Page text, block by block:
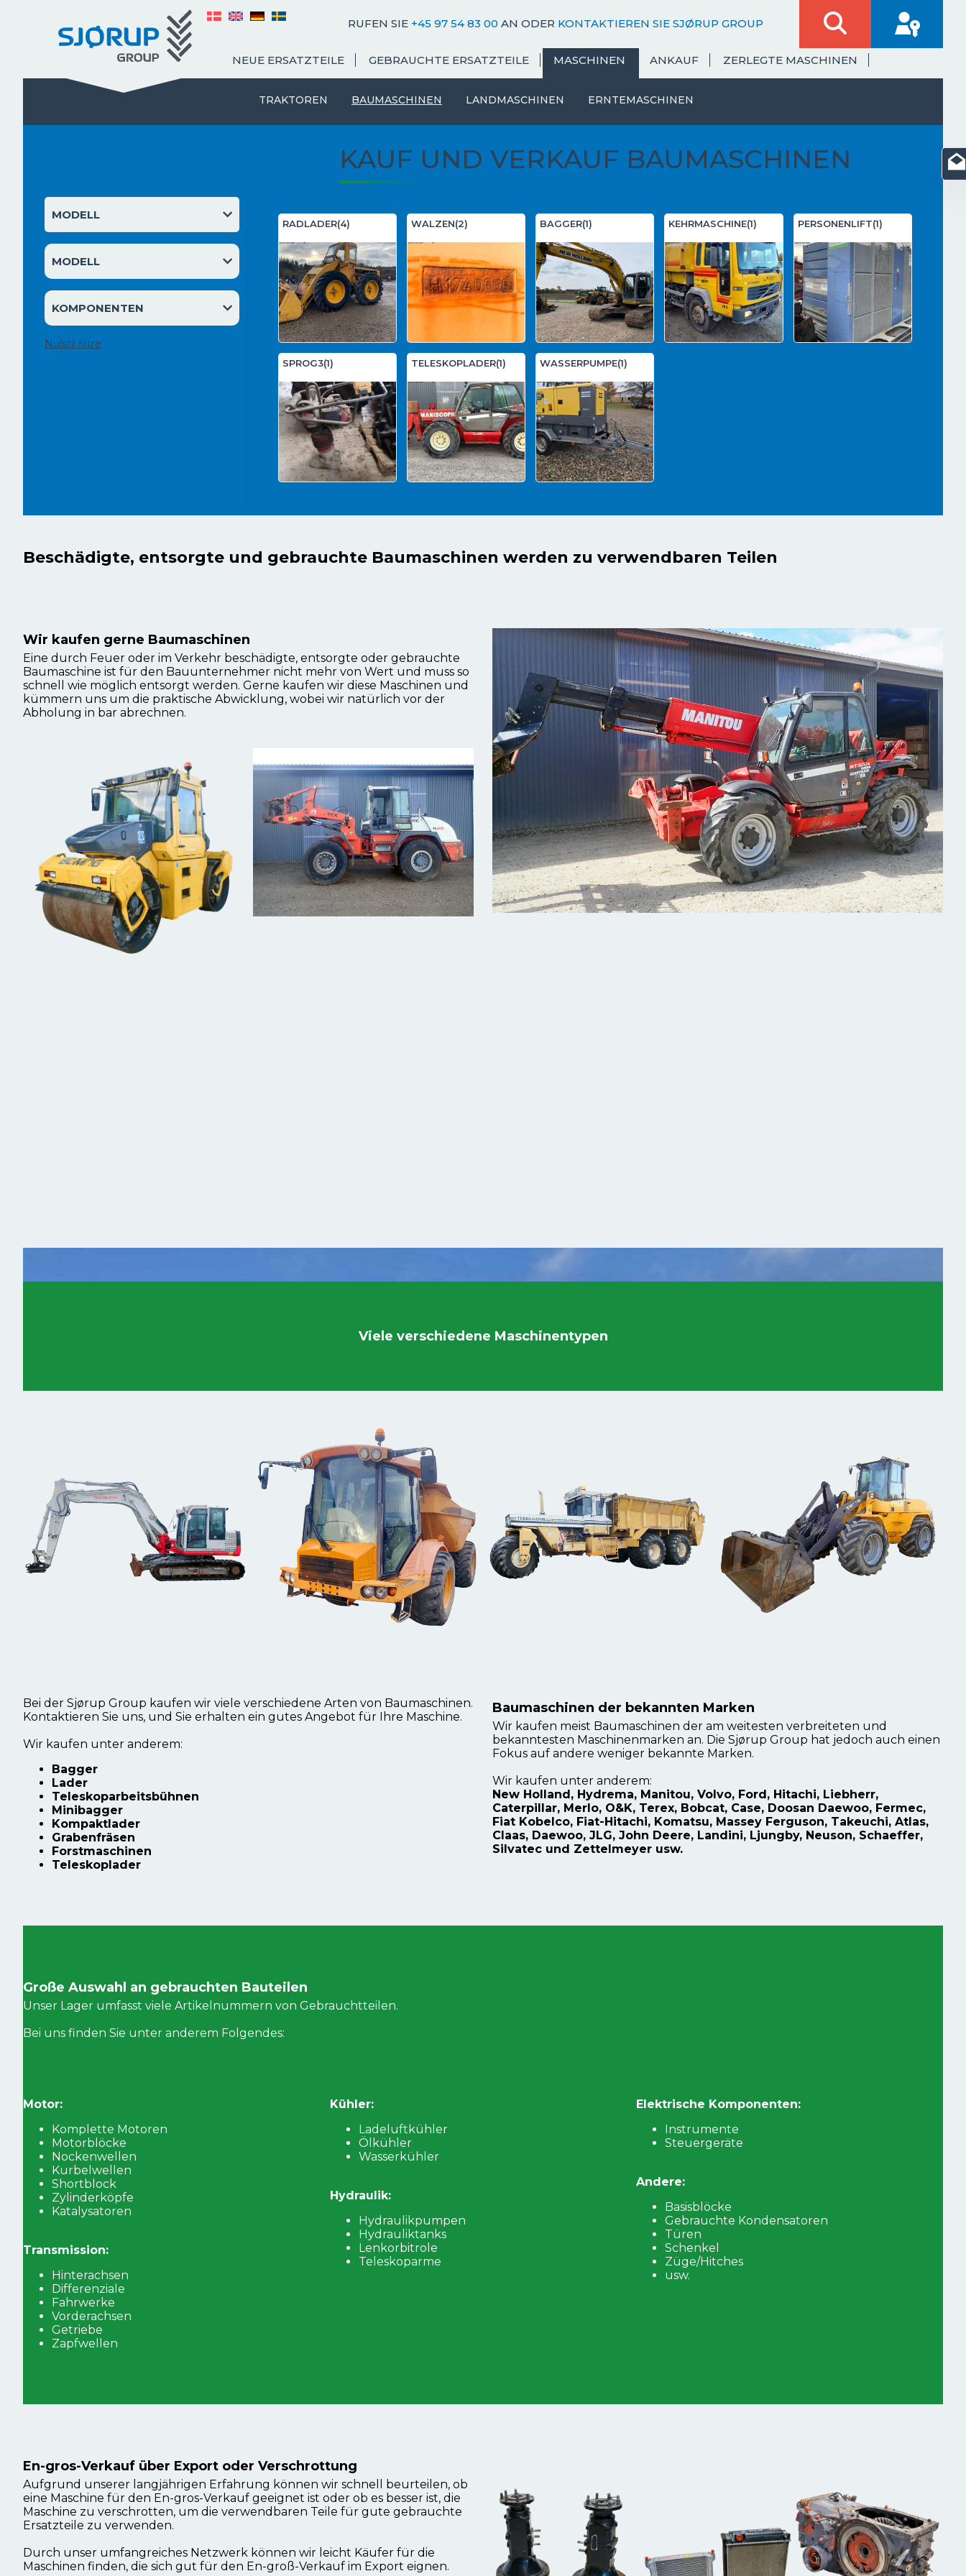
MODELL
MODELL
KOMPONENTEN
Nulstil filtre
KAUF UND VERKAUF BAUMASCHINEN
RADLADER(4) WALZEN(2) BAGGER(1) KEHRMASCHINE(1) PERSONENLIFT(1)
SPROG3(1) TELESKOPLADER(1) WASSERPUMPE(1)
Beschädigte, entsorgte und gebrauchte Baumaschinen werden zu verwendbaren Teilen
Wir kaufen gerne Baumaschinen
Eine durch Feuer oder im Verkehr beschädigte, entsorgte oder gebrauchte
Baumaschine ist für den Bauunternehmer nicht mehr von Wert und muss so
schnell wie möglich entsorgt werden. Gerne kaufen wir diese Maschinen und
kümmern uns um die praktische Abwicklung, wobei wir natürlich vor der
Abholung in bar abrechnen.
Viele verschiedene Maschinentypen
Bei der Sjørup Group kaufen wir viele verschiedene Arten von Baumaschinen.
Kontaktieren Sie uns, und Sie erhalten ein gutes Angebot für Ihre Maschine.
Wir kaufen unter anderem:
Bagger
Lader
Teleskoparbeitsbühnen
Minibagger
Kompaktlader
Grabenfräsen
Forstmaschinen
Teleskoplader
Baumaschinen der bekannten Marken
Wir kaufen meist Baumaschinen der am weitesten verbreiteten und
bekanntesten Maschinenmarken an. Die Sjørup Group hat jedoch auch einen
Fokus auf andere weniger bekannte Marken.
Wir kaufen unter anderem:
New Holland, Hydrema, Manitou, Volvo, Ford, Hitachi, Liebherr,
Caterpillar, Merlo, O&K, Terex, Bobcat, Case, Doosan Daewoo, Fermec,
Fiat Kobelco, Fiat-Hitachi, Komatsu, Massey Ferguson, Takeuchi, Atlas,
Claas, Daewoo, JLG, John Deere, Landini, Ljungby, Neuson, Schaeffer,
Silvatec und Zettelmeyer usw.
Große Auswahl an gebrauchten Bauteilen
Unser Lager umfasst viele Artikelnummern von Gebrauchtteilen.
Bei uns finden Sie unter anderem Folgendes:
Motor:
Komplette Motoren
Motorblöcke
Nockenwellen
Kurbelwellen
Shortblock
Zylinderköpfe
Katalysatoren
Transmission:
Hinterachsen
Differenziale
Fahrwerke
Vorderachsen
Getriebe
Zapfwellen
Kühler:
Ladeluftkühler
Ölkühler
Wasserkühler
Hydraulik:
Hydraulikpumpen
Hydrauliktanks
Lenkorbitrole
Teleskoparme
Elektrische Komponenten:
Instrumente
Steuergeräte
Andere:
Basisblöcke
Gebrauchte Kondensatoren
Türen
Schenkel
Züge/Hitches
usw.
En-gros-Verkauf über Export oder Verschrottung
Aufgrund unserer langjährigen Erfahrung können wir schnell beurteilen, ob
eine Maschine für den En-gros-Verkauf geeignet ist oder ob es besser ist, die
Maschine zu verschrotten, um die verwendbaren Teile für gute gebrauchte
Ersatzteile zu verwenden.
Durch unser umfangreiches Netzwerk können wir leicht Käufer für die
Maschinen finden, die sich gut für den En-groß-Verkauf im Export eignen.
RUFEN SIE +45 97 54 83 00 AN ODER KONTAKTIEREN SIE SJØRUP GROUP
NEUE ERSATZTEILE GEBRAUCHTE ERSATZTEILE MASCHINEN
TRAKTOREN BAUMASCHINEN LANDMASCHINEN ERNTEMASCHINEN
ANKAUF ZERLEGTE MASCHINEN
ÜBER UNS